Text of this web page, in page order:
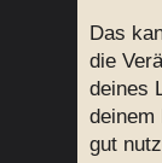
Das
die
deines
deinem
gut